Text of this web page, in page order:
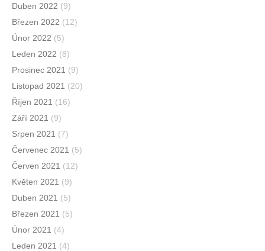
Duben 2022 (9)
Březen 2022 (12)
Únor 2022 (5)
Leden 2022 (8)
Prosinec 2021 (9)
Listopad 2021 (20)
Říjen 2021 (16)
Září 2021 (9)
Srpen 2021 (7)
Červenec 2021 (5)
Červen 2021 (12)
Květen 2021 (9)
Duben 2021 (5)
Březen 2021 (5)
Únor 2021 (4)
Leden 2021 (4)